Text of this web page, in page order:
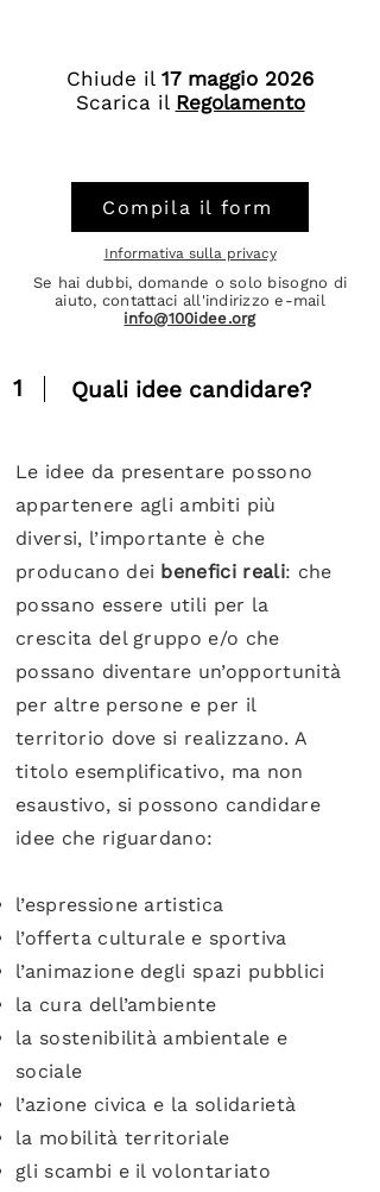
Chiude il 17 maggio 2026
Scarica il Regolamento
Compila il form
Informativa sulla privacy
Se hai dubbi, domande o solo bisogno di
aiuto, contattaci all'indirizzo e-mail
info@100idee.org
1 Quali idee candidare?
Le idee da presentare possono
appartenere agli ambiti più
diversi, l’importante è che
producano dei benefici reali: che
possano essere utili per la
crescita del gruppo e/o che
possano diventare un’opportunità
per altre persone e per il
territorio dove si realizzano. A
titolo esemplificativo, ma non
esaustivo, si possono candidare
idee che riguardano:
l’espressione artistica
l’offerta culturale e sportiva
l’animazione degli spazi pubblici
la cura dell’ambiente
la sostenibilità ambientale e
sociale
l’azione civica e la solidarietà
la mobilità territoriale
gli scambi e il volontariato